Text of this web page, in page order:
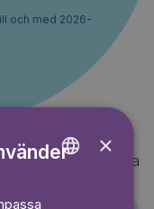
och med 2026-
Visa alla
×